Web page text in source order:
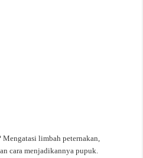
limbah peternakan,
cara menjadikannya pupuk.